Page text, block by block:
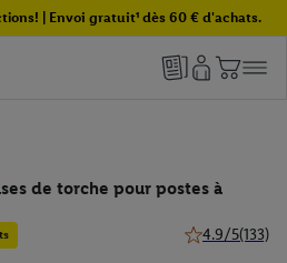
| Envoi gratuit¹ dès 60 € d'achats.
de torche pour postes à
4.9/5(133)